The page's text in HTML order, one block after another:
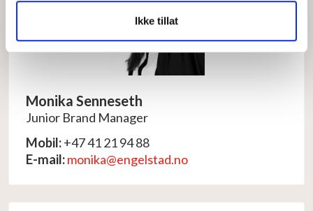
Ikke tillat
Monika Senneseth
Junior Brand Manager
Mobil:+47 41 21 94 88
E-mail:monika@engelstad.no